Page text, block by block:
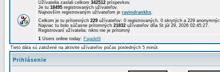
Užívatelia zaslali celkom 342512 príspevkov.
Je tu 18495 registrovaných užívateľov.
Najnovším registrovaným užívateľom je ravindrankhx.
Celkom je tu prítomných 229 užívateľov: 0 registrovaných, 0 skrytých a 229
Najviac tu bolo súčasne prítomných 21832 užívateľov dňa St júl 29, 2026 02:45:27.
Registrovaní užívatelia: nikto nie je prítomný
1 Users online today: Fajadefil
Tieto dáta sú založené na aktivite užívateľov počas posledných 5 minút.
Prihlásenie